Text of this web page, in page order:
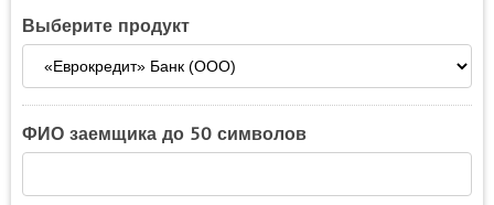
Выберите продукт
ФИО заемщика до 50 символов